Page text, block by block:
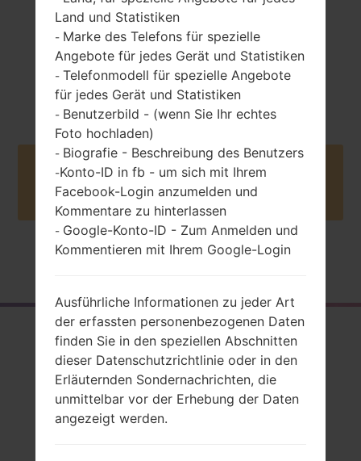
Android 4.1-4.3
Jelly Bean
Neinvember, 2012
Buy accessories on Amazon
Rückblick
LGP769(LGP769)
akaLG Optimus L9
Land und Statistiken
- Marke des Telefons für spezielle
Angebote für jedes Gerät und Statistiken
- Telefonmodell für spezielle Angebote
für jedes Gerät und Statistiken
- Benutzerbild - (wenn Sie Ihr echtes
Foto hochladen)
- Biografie - Beschreibung des Benutzers
-Konto-ID in fb - um sich mit Ihrem
Facebook-Login anzumelden und
Kommentare zu hinterlassen
- Google-Konto-ID - Zum Anmelden und
Kommentieren mit Ihrem Google-Login
Ausführliche Informationen zu jeder Art
der erfassten personenbezogenen Daten
finden Sie in den speziellen Abschnitten
dieser Datenschutzrichtlinie oder in den
Erläuternden Sondernachrichten, die
unmittelbar vor der Erhebung der Daten
angezeigt werden.